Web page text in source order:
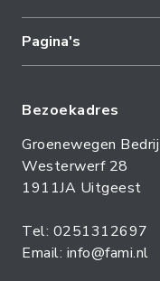
Pagina's
Bezoekadres
Groenewegen
Westerwerf 28
1911JA Uitgeest
Tel: 0251312697
Email: info@fami.nl